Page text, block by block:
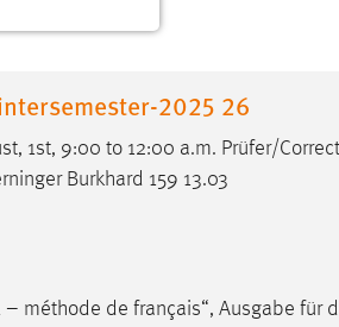
2025 26
1st, 9:00 to 12:00 a.m. Prüfer/
Burkhard 159 13.03
– méthode de français“, Ausgabe für
Optionen